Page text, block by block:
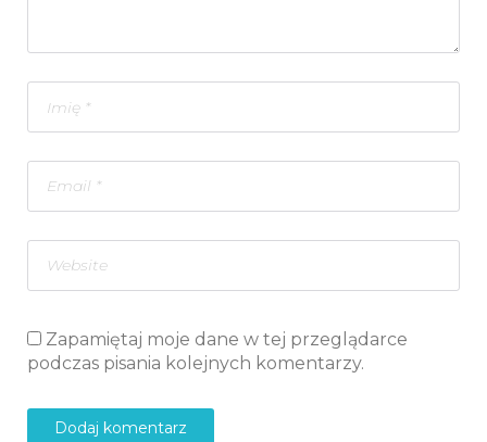
Zapamiętaj moje dane w tej przeglądarce
podczas pisania kolejnych komentarzy.